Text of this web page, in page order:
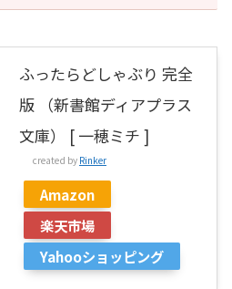
ふったらどしゃぶり 完全
版 （新書館ディアプラス
文庫） [ 一穂ミチ ]
created by Rinker
Amazon
楽天市場
Yahooショッピング